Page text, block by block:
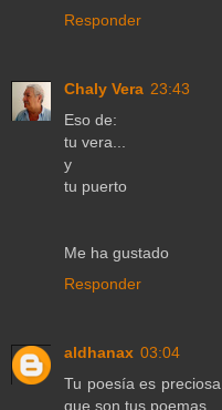
Responder
Chaly Vera 23:43
Eso de:
tu vera...
y
tu puerto
Me ha gustado
Responder
aldhanax 03:04
Tu poesía es
que son tus poemas.